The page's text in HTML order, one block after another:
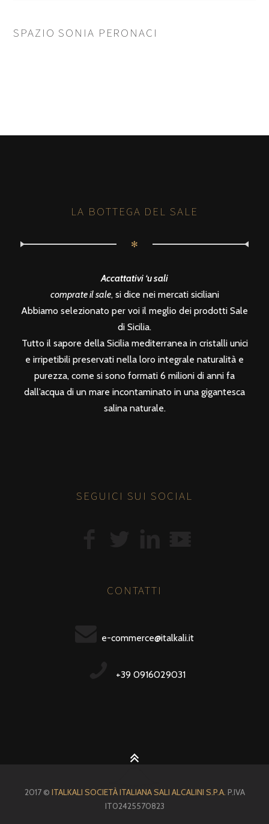
SPAZIO SONIA PERONACI
LA BOTTEGA DEL SALE
✻
Accattativi ‘u sali
comprate il sale, si dice nei mercati siciliani
Abbiamo selezionato per voi il meglio dei prodotti Sale
di Sicilia.
Tutto il sapore della Sicilia mediterranea in cristalli unici
e irripetibili preservati nella loro integrale naturalità e
purezza, come si sono formati 6 milioni di anni fa
dall’acqua di un mare incontaminato in una gigantesca
salina naturale.
SEGUICI SUI SOCIAL
CONTATTI
e-commerce@italkali.it
+39 0916029031
2017 © ITALKALI SOCIETÀ ITALIANA SALI ALCALINI S.P.A. P.IVA
IT02425570823